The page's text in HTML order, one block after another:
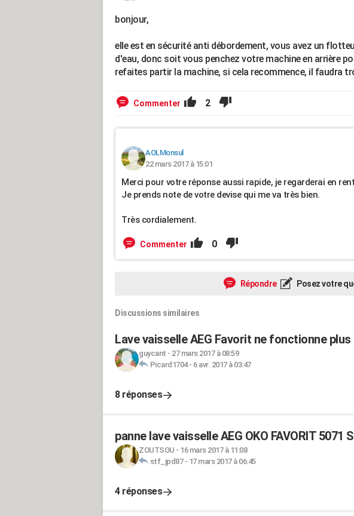
bonjour,
elle est en sécurité anti débordement, vous avez un
d'eau, donc soit vous penchez votre machine en arrière
refaites partir la machine, si cela recommence, il faudra
Commenter 2
AOLMonsul
22 mars 2017 à 15:01
Merci pour votre réponse aussi rapide, je regarderai en
Je prends note de votre devise qui me va très bien.
Très cordialement.
Commenter 0
Répondre Posez votre
Discussions similaires
Lave vaisselle AEG Favorit ne fonctionne plus
guycant - 27 mars 2017 à 08:59
Picard1704- 6 avr. 2017 à 03:47
8 réponses
panne lave vaisselle AEG OKO FAVORIT 5071
ZOUTSOU - 16 mars 2017 à 11:08
stf_jpd87- 17 mars 2017 à 06:45
4 réponses